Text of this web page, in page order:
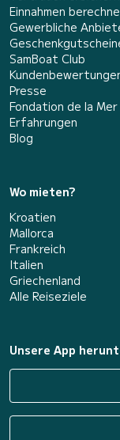
Einnahmen
Gewerbliche
SamBoat Club
Presse
Fondation de la Mer
Erfahrungen
Blog
Wo mieten?
Kroatien
Mallorca
Frankreich
Italien
Griechenland
Alle Reiseziele
Unsere App